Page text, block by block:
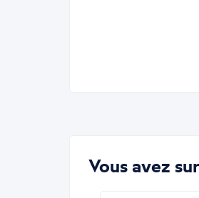
Vous avez